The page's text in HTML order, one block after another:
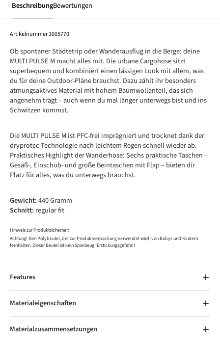
BeschreibungBewertungen
Artikelnummer3005770
Ob spontaner Städtetrip oder Wanderausflug in die Berge: deine
MULTI PULSE M macht alles mit. Die urbane Cargohose sitzt
superbequem und kombiniert einen lässigen Look mit allem, was
du für deine Outdoor-Pläne brauchst. Dazu zählt ihr besonders
atmungsaktives Material mit hohem Baumwollanteil, das sich
angenehm trägt – auch wenn du mal länger unterwegs bist und ins
Schwitzen kommst.
Die MULTI PULSE M ist PFC-frei imprägniert und trocknet dank der
dryprotec Technologie nach leichtem Regen schnell wieder ab.
Praktisches Highlight der Wanderhose: Sechs praktische Taschen –
Gesäß-, Einschub- und große Beintaschen mit Flap – bieten dir
Platz für alles, was du unterwegs brauchst.
Gewicht:440 Gramm
Schnitt: regular fit
Hinweis zur Produktsicherheit
Achtung! Den Polybeutel, der zur Produktverpackung verwendet wird, von Babys und Kindern
fernhalten. Dieser Beutel ist kein Spielzeug! Erstickungsgefahr!!
Features
Materialeigenschaften
Materialzusammensetzungen